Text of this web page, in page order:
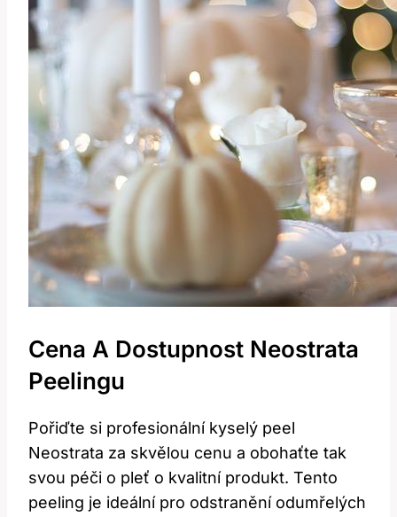
Cena A‍ Dostupnost ⁤Neostrata ​
Peelingu
Pořiďte si ⁤profesionální⁣ kyselý peel
Neostrata ⁣za skvělou cenu a obohaťte tak
svou péči o pleť o⁤ kvalitní‌ produkt. Tento
peeling⁤ je ideální ⁣pro​ odstranění⁢ odumřelých